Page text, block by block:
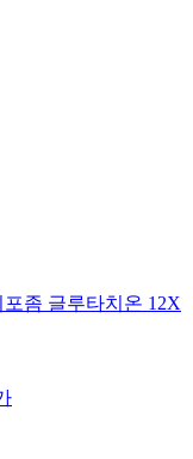
좀 글루타치온 12X